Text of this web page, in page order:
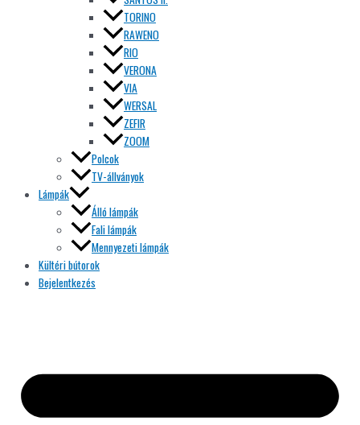
TORINO
RAWENO
RIO
VERONA
VIA
WERSAL
ZEFIR
ZOOM
Polcok
TV-állványok
Lámpák
Álló lámpák
Fali lámpák
Mennyezeti lámpák
Kültéri bútorok
Bejelentkezés